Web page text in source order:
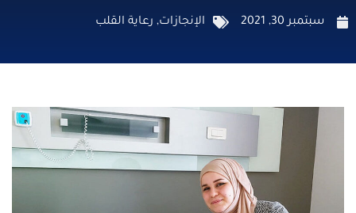
سبتمبر 30, 2021 الإنجازات, رعاية القلب